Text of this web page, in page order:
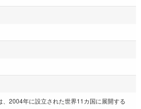
2004年に設立された世界11カ国に展開する